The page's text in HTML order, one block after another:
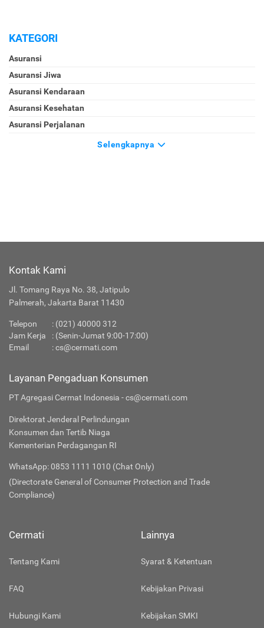
KATEGORI
Asuransi
Asuransi Jiwa
Asuransi Kendaraan
Asuransi Kesehatan
Asuransi Perjalanan
Selengkapnya
Kontak Kami
Jl. Tomang Raya No. 38, Jatipulo
Palmerah, Jakarta Barat 11430
Telepon : (021) 40000 312
Jam Kerja
: (Senin-Jumat 9:00-17:00)
Email
:cs@cermati.com
Layanan Pengaduan Konsumen
PT Agregasi Cermat Indonesia - cs@cermati.com
Direktorat Jenderal Perlindungan
Konsumen dan Tertib Niaga
Kementerian Perdagangan RI
WhatsApp: 0853 1111 1010 (Chat Only)
(Directorate General of Consumer Protection and Trade
Compliance)
Cermati
Tentang Kami
FAQ
Hubungi Kami
Lainnya
Syarat & Ketentuan
Kebijakan Privasi
Kebijakan SMKI